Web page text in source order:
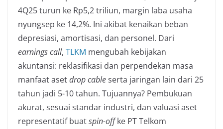
4Q25 turun ke Rp5,2 triliun, margin laba usaha
nyungsep ke 14,2%. Ini akibat kenaikan beban
depresiasi, amortisasi, dan personel. Dari
earnings call, TLKM mengubah kebijakan
akuntansi: reklasifikasi dan perpendekan masa
manfaat asetdrop cableserta jaringan lain dari 25
tahun jadi 5-10 tahun. Tujuannya? Pembukuan
akurat, sesuai standar industri, dan valuasi aset
representatif buatspin-offke PT Telkom